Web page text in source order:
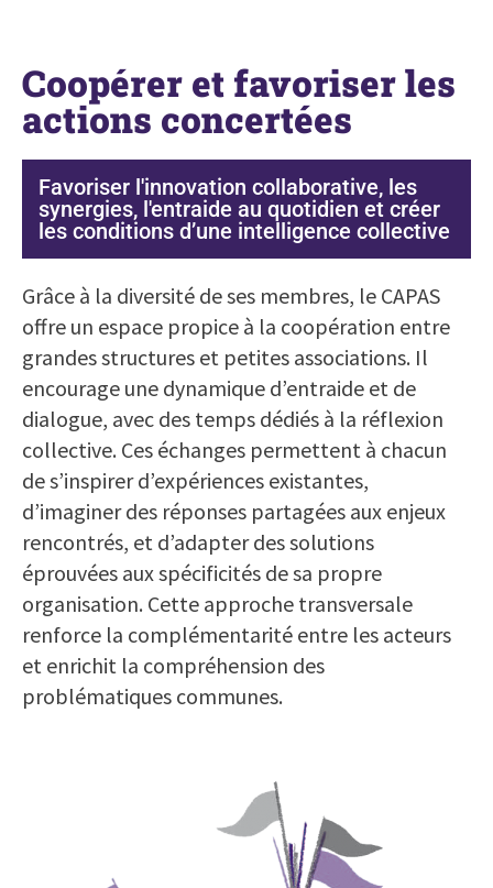
Coopérer et favoriser les
actions concertées
Favoriser l'innovation collaborative, les
synergies, l'entraide au quotidien et créer
les conditions d’une intelligence collective
Grâce à la diversité de ses membres, le CAPAS
offre un espace propice à la coopération entre
grandes structures et petites associations. Il
encourage une dynamique d’entraide et de
dialogue, avec des temps dédiés à la réflexion
collective. Ces échanges permettent à chacun
de s’inspirer d’expériences existantes,
d’imaginer des réponses partagées aux enjeux
rencontrés, et d’adapter des solutions
éprouvées aux spécificités de sa propre
organisation. Cette approche transversale
renforce la complémentarité entre les acteurs
et enrichit la compréhension des
problématiques communes.